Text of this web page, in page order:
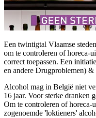
Een twintigtal Vlaamse
om te controleren of horeca-
correct toepassen. Een
en andere Drugproblemen)
Alcohol mag in België niet
16 jaar. Voor sterke dranken
Om te controleren of horeca-
zogenoemde 'loktieners'